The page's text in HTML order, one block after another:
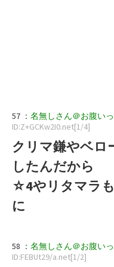
57 ： 名無しさん＠お腹いっ
ID:Z+GCKw2I0.net[1/4]
クリマ鎌やベロ
したんだから
☆4やリタマラ
に
58 ： 名無しさん＠お腹いっ
ID:FEBUt29/a.net[1/2]